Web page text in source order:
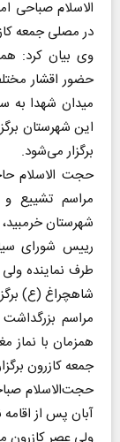
در مصلی جمعه
وی بیان کرد:
میدان شهدا به
این شهرستان
برگزار می‌شود.
حجت الاسلام
مراسم تشییع و
شهرستان
رییس شورای
طرف نماینده
شاهچراغ (ع)
مراسم
همزمان با نماز
جمعه کازرون
حجت‌الاسلام
آبان پس از